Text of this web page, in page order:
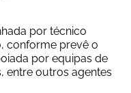
por técnico
conforme prevê o
por equipas de
entre outros agentes